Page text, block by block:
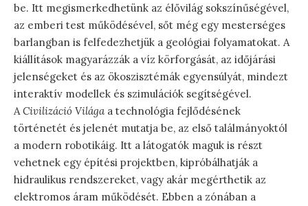
be. Itt megismerkedhetünk az élővilág sokszínűségével,
az emberi test működésével, sőt még egy mesterséges
barlangban is felfedezhetjük a geológiai folyamatokat. A
kiállítások magyarázzák a víz körforgását, az időjárási
jelenségeket és az ökoszisztémák egyensúlyát, mindezt
interaktív modellek és szimulációk segítségével.
ACivilizáció Világa a technológia fejlődésének
történetét és jelenét mutatja be, az első találmányoktól
a modern robotikáig. Itt a látogatók maguk is részt
vehetnek egy építési projektben, kipróbálhatják a
hidraulikus rendszereket, vagy akár megérthetik az
elektromos áram működését. Ebben a zónában a